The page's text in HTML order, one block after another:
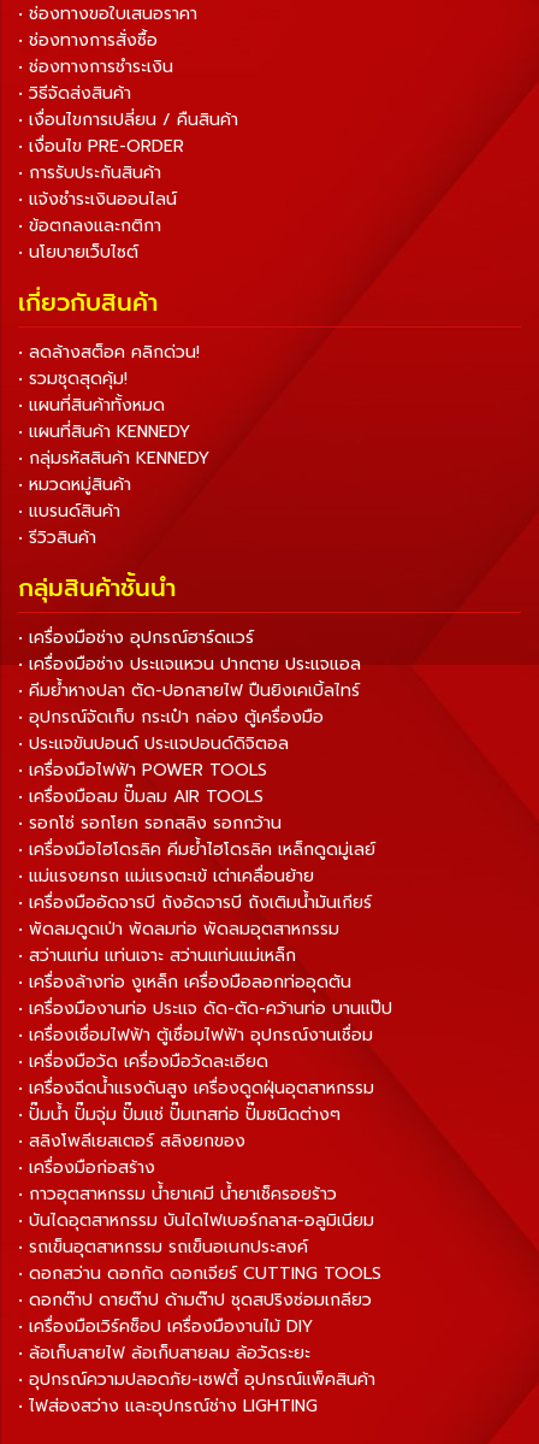
• ช่องทางขอใบเสนอราคา
• ช่องทางการสั่งซื้อ
• ช่องทางการชำระเงิน
• วิธีจัดส่งสินค้า
• เงื่อนไขการเปลี่ยน / คืนสินค้า
• เงื่อนไข PRE-ORDER
• การรับประกันสินค้า
• แจ้งชำระเงินออนไลน์
• ข้อตกลงและกติกา
• นโยบายเว็บไซต์
เกี่ยวกับสินค้า
• ลดล้างสต็อค คลิกด่วน!
• รวมชุดสุดคุ้ม!
• แผนที่สินค้าทั้งหมด
• แผนที่สินค้า KENNEDY
• กลุ่มรหัสสินค้า KENNEDY
• หมวดหมู่สินค้า
• แบรนด์สินค้า
• รีวิวสินค้า
กลุ่มสินค้าชั้นนำ
• เครื่องมือช่าง อุปกรณ์ฮาร์ดแวร์
• เครื่องมือช่าง ประแจแหวน ปากตาย ประแจแอล
• คีมย้ำหางปลา ตัด-ปอกสายไฟ ปืนยิงเคเบิ้ลไทร์
• อุปกรณ์จัดเก็บ กระเป๋า กล่อง ตู้เครื่องมือ
• ประแจขันปอนด์ ประแจปอนด์ดิจิตอล
• เครื่องมือไฟฟ้า POWER TOOLS
• เครื่องมือลม ปั๊มลม AIR TOOLS
• รอกโซ่ รอกโยก รอกสลิง รอกกว้าน
• เครื่องมือไฮโดรลิค คีมย้ำไฮโดรลิค เหล็กดูดมู่เลย์
• แม่แรงยกรถ แม่แรงตะเข้ เต่าเคลื่อนย้าย
• เครื่องมืออัดจารบี ถังอัดจารบี ถังเติมน้ำมันเกียร์
• พัดลมดูดเป่า พัดลมท่อ พัดลมอุตสาหกรรม
• สว่านแท่น แท่นเจาะ สว่านแท่นแม่เหล็ก
• เครื่องล้างท่อ งูเหล็ก เครื่องมือลอกท่ออุดตัน
• เครื่องมืองานท่อ ประแจ ดัด-ตัด-คว้านท่อ บานแป๊ป
• เครื่องเชื่อมไฟฟ้า ตู้เชื่อมไฟฟ้า อุปกรณ์งานเชื่อม
• เครื่องมือวัด เครื่องมือวัดละเอียด
• เครื่องฉีดน้ำแรงดันสูง เครื่องดูดฝุ่นอุตสาหกรรม
• ปั๊มน้ำ ปั๊มจุ่ม ปั๊มแช่ ปั๊มเทสท่อ ปั๊มชนิดต่างๆ
• สลิงโพลีเยสเตอร์ สลิงยกของ
• เครื่องมือก่อสร้าง
• กาวอุตสาหกรรม น้ำยาเคมี น้ำยาเช็ครอยร้าว
• บันไดอุตสาหกรรม บันไดไฟเบอร์กลาส-อลูมิเนียม
• รถเข็นอุตสาหกรรม รถเข็นอเนกประสงค์
• ดอกสว่าน ดอกกัด ดอกเจียร์ CUTTING TOOLS
• ดอกต๊าป ดายต๊าป ด้ามต๊าป ชุดสปริงซ่อมเกลียว
• เครื่องมือเวิร์คช็อป เครื่องมืองานไม้ DIY
• ล้อเก็บสายไฟ ล้อเก็บสายลม ล้อวัดระยะ
• อุปกรณ์ความปลอดภัย-เซฟตี้ อุปกรณ์แพ็คสินค้า
• ไฟส่องสว่าง และอุปกรณ์ช่าง LIGHTING